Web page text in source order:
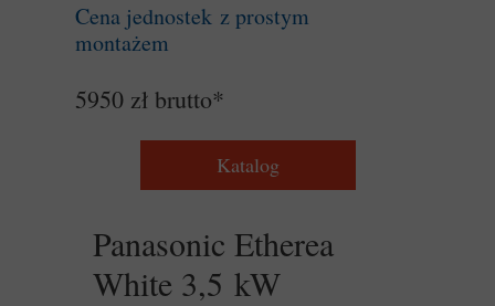
Cena jednostek z prostym
montażem
5950 zł brutto*
Panasonic Etherea
White 3,5 kW
Katalog